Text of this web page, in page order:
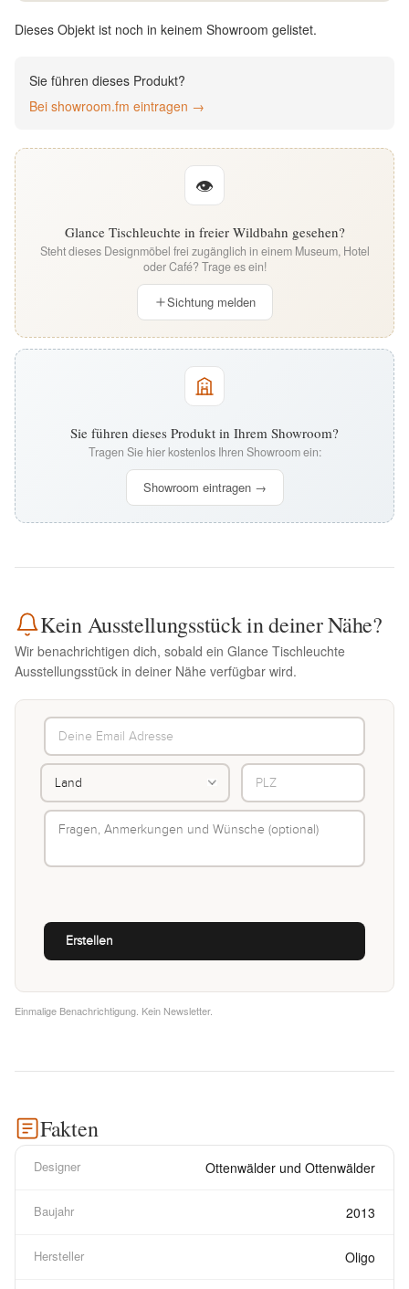
English
Dieses Objekt ist noch in keinem Showroom gelistet.
Sie führen dieses Produkt?
Bei showroom.fm eintragen →
👁
Glance Tischleuchte in freier Wildbahn gesehen?
Steht dieses Designmöbel frei zugänglich in einem Museum, Hotel
oder Café? Trage es ein!
Sichtung melden
Sie führen dieses Produkt in Ihrem Showroom?
Tragen Sie hier kostenlos Ihren Showroom ein:
Showroom eintragen →
Kein Ausstellungsstück in deiner Nähe?
Wir benachrichtigen dich, sobald ein Glance Tischleuchte
Ausstellungsstück in deiner Nähe verfügbar wird.
Einmalige Benachrichtigung. Kein Newsletter.
Fakten
Designer Ottenwälder und Ottenwälder
Baujahr 2013
Hersteller Oligo